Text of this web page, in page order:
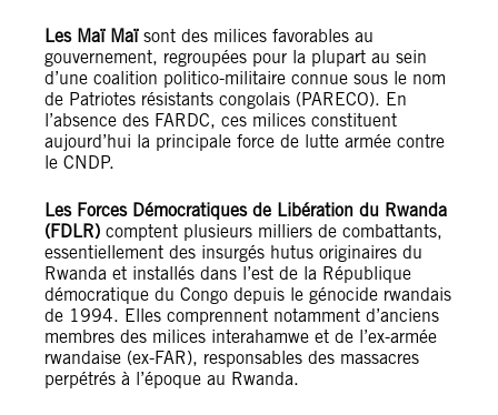
Les Maï Maïsont des milices favorables au
gouvernement, regroupées pour la plupart au sein
d’une coalition politico-militaire connue sous le nom
de Patriotes résistants congolais (PARECO). En
l’absence des FARDC, ces milices constituent
aujourd’hui la principale force de lutte armée contre
le CNDP.
Les Forces Démocratiques de Libération du Rwanda
(FDLR) comptent plusieurs milliers de combattants,
essentiellement des insurgés hutus originaires du
Rwanda et installés dans l’est de la République
démocratique du Congo depuis le génocide rwandais
de 1994. Elles comprennent notamment d’anciens
membres des milices interahamwe et de l’ex-armée
rwandaise (ex-FAR), responsables des massacres
perpétrés à l’époque au Rwanda.